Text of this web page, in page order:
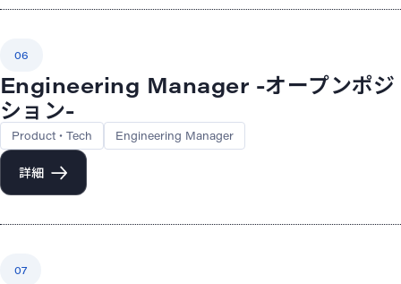
06
Engineering Manager -オープンポジ
ション-
Product・Tech Engineering Manager
詳細
07